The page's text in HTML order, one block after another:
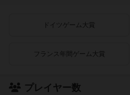
ドイツゲーム大賞
フランス年間ゲーム大賞
プレイヤー数